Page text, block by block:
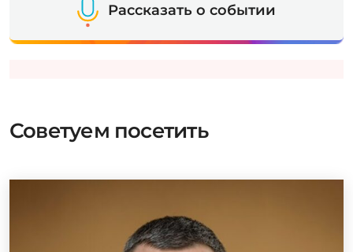
Рассказать о событии
Советуем посетить